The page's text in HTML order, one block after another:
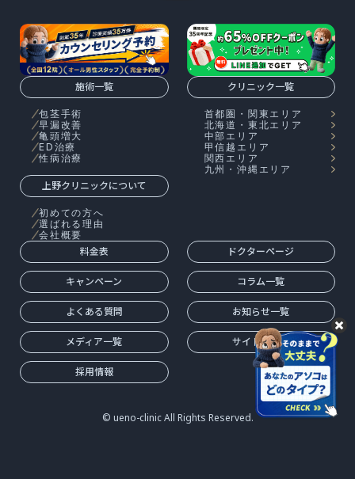
施術一覧
包茎手術
早漏改善
亀頭増大
ED治療
性病治療
クリニック一覧
首都圏・関東エリア
北海道・東北エリア
中部エリア
甲信越エリア
関西エリア
九州・沖縄エリア
上野クリニックについて
初めての方へ
選ばれる理由
会社概要
料金表 ドクターページ
キャンペーン コラム一覧
よくある質問 お知らせ一覧
メディア一覧 サイトマップ
採用情報
© ueno-clinic All Rights Reserved.